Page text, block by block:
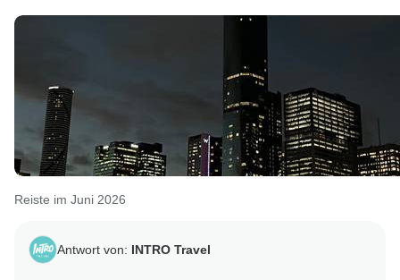
Reiste im Juni 2026
Antwort von: INTRO Travel